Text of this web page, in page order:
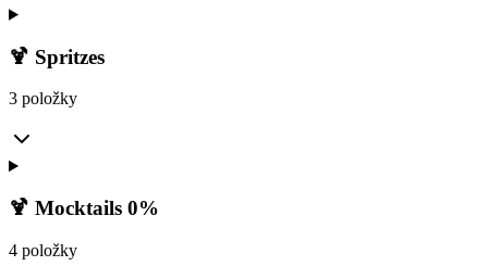
🍹 Spritzes
3 položky
🍹 Mocktails 0%
4 položky